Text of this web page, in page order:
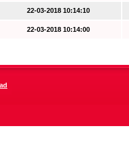
22-03-2018 10:14:10
22-03-2018 10:14:00